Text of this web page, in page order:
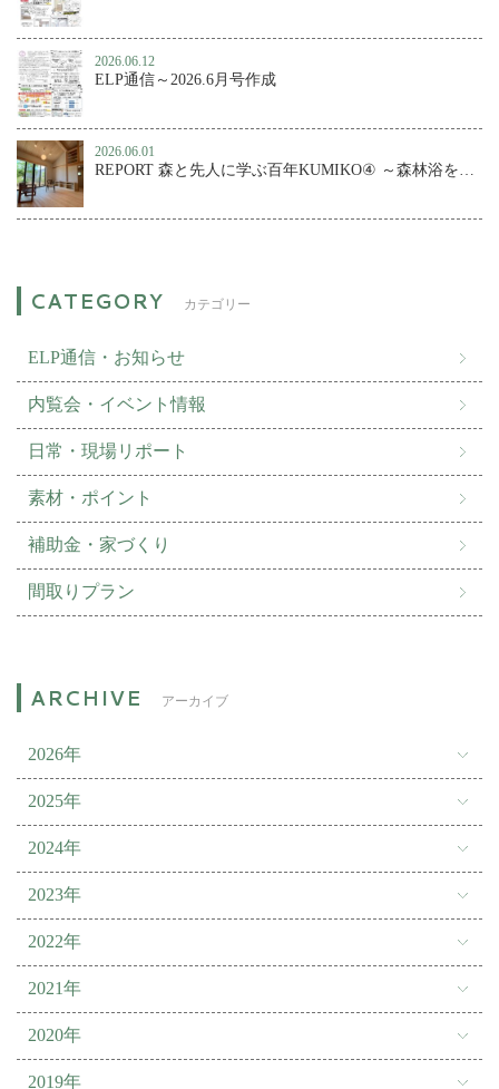
2026.06.12
ELP通信～2026.6月号作成
2026.06.01
REPORT 森と先人に学ぶ百年KUMIKO④ ～森林浴を楽しむ、小さな森の家
カテゴリー
ELP通信・お知らせ
内覧会・イベント情報
日常・現場リポート
素材・ポイント
補助金・家づくり
間取りプラン
アーカイブ
2026年
2025年
2024年
2023年
2022年
2021年
2020年
2019年